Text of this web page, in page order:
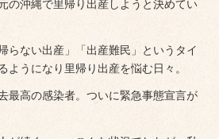
の沖縄で里帰り出産しようと決めてい
らない出産」「出産難民」というタイ
ようになり里帰り出産を悩む日々。
最高の感染者。ついに緊急事態宣言が